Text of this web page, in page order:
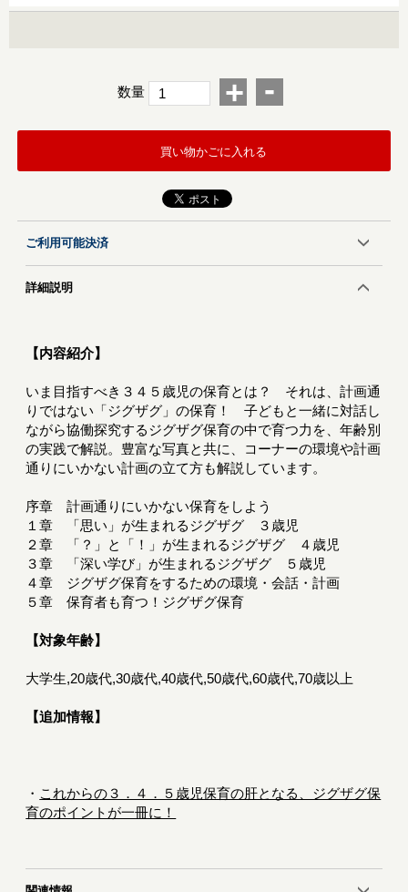
数量 + -
買い物かごに入れる
ご利用可能決済
詳細説明
【内容紹介】
いま目指すべき３４５歳児の保育とは？ それは、計画通
りではない「ジグザグ」の保育！ 子どもと一緒に対話し
ながら協働探究するジグザグ保育の中で育つ力を、年齢別
の実践で解説。豊富な写真と共に、コーナーの環境や計画
通りにいかない計画の立て方も解説しています。
序章 計画通りにいかない保育をしよう
１章 「思い」が生まれるジグザグ ３歳児
２章 「？」と「！」が生まれるジグザグ ４歳児
３章 「深い学び」が生まれるジグザグ ５歳児
４章 ジグザグ保育をするための環境・会話・計画
５章 保育者も育つ！ジグザグ保育
【対象年齢】
大学生,20歳代,30歳代,40歳代,50歳代,60歳代,70歳以上
【追加情報】
・ これからの３．４．５歳児保育の肝となる、ジグザグ保
育のポイントが一冊に！